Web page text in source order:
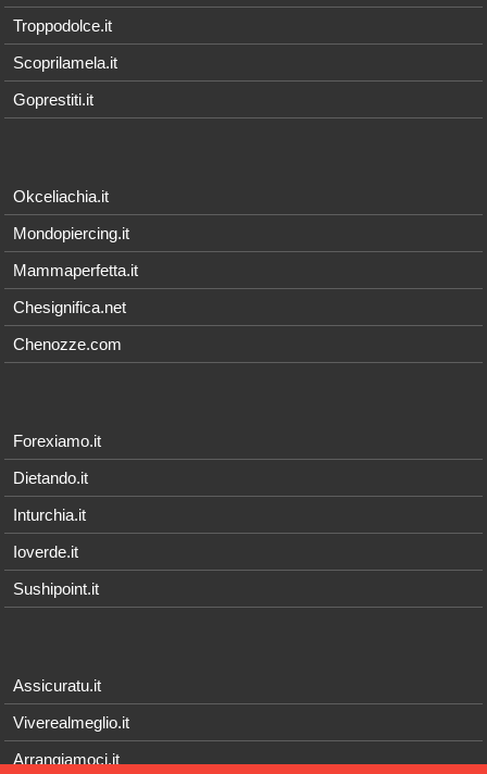
Troppodolce.it
Scoprilamela.it
Goprestiti.it
Okceliachia.it
Mondopiercing.it
Mammaperfetta.it
Chesignifica.net
Chenozze.com
Forexiamo.it
Dietando.it
Inturchia.it
Ioverde.it
Sushipoint.it
Assicuratu.it
Viverealmeglio.it
Arrangiamoci.it